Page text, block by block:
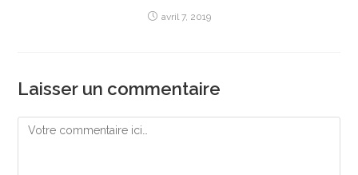
avril 7, 2019
Laisser un commentaire